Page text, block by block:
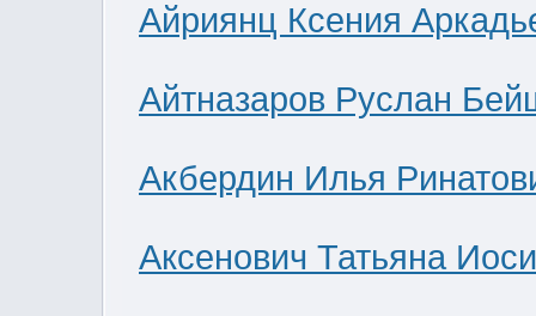
Айриянц Ксения
Айтназаров Руслан
Акбердин Илья
Аксенович Татьяна